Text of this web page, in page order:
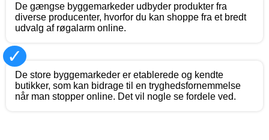
De gængse byggemarkeder udbyder produkter fra
diverse producenter, hvorfor du kan shoppe fra et bredt
udvalg af røgalarm online.
✓
De store byggemarkeder er etablerede og kendte
butikker, som kan bidrage til en tryghedsfornemmelse
når man stopper online. Det vil nogle se fordele ved.